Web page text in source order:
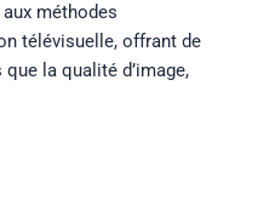
méthodes
télévisuelle, offrant de
la qualité d’image,